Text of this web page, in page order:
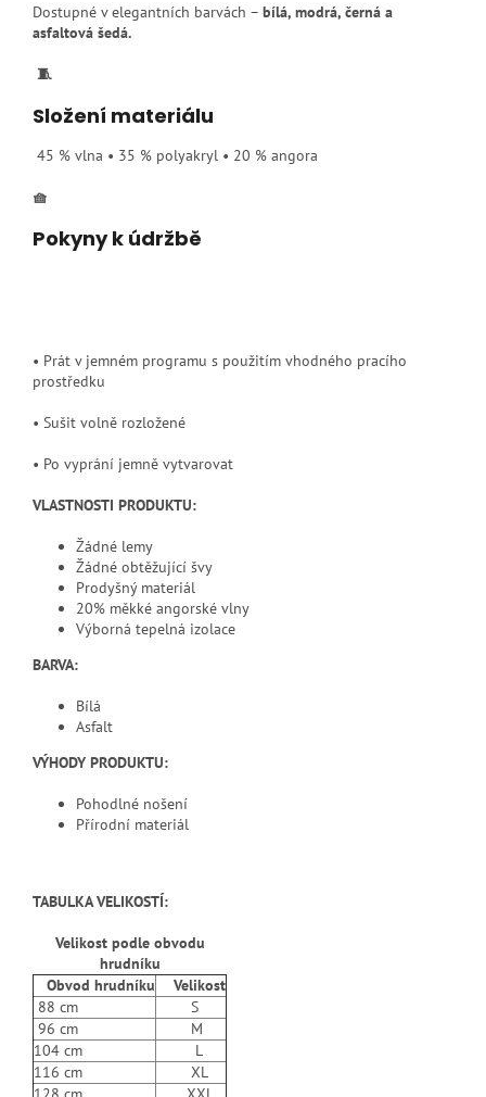
Dostupné v elegantních barvách – bílá, modrá, černá a
asfaltová šedá.
🧵
Složení materiálu
45 % vlna • 35 % polyakryl • 20 % angora
🧺
Pokyny k údržbě
• Prát v jemném programu s použitím vhodného pracího
prostředku
• Sušit volně rozložené
• Po vyprání jemně vytvarovat
VLASTNOSTI PRODUKTU:
Žádné lemy
Žádné obtěžující švy
Prodyšný materiál
20% měkké angorské vlny
Výborná tepelná izolace
BARVA:
Bílá
Asfalt
VÝHODY PRODUKTU:
Pohodlné nošení
Přírodní materiál
TABULKA VELIKOSTÍ:
Velikost podle obvodu
hrudníku
Obvod hrudníku
Velikost
88 cm
S
96 cm
M
104 cm
L
116 cm
XL